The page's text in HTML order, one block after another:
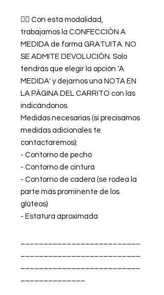
👉🏿 Con esta modalidad,
trabajamos la CONFECCIÓN A
MEDIDA de forma GRATUITA. NO
SE ADMITE DEVOLUCIÓN. Solo
tendrás que elegir la opción 'A
MEDIDA' y dejarnos una NOTA EN
LA PÁGINA DEL CARRITO con las
indicándonos.
Medidas necesarias (si precisamos
medidas adicionales te
contactaremos):
- Contorno de pecho
- Contorno de cintura
- Contorno de cadera (se rodea la
parte más prominente de los
glúteos)
- Estatura aproximada